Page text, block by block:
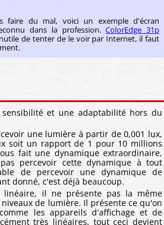
faire du mal, voici un exemple d'écran
dans la profession.ColorEdge 31p
de tenter de le voir par Internet, il faut
et une adaptabilité hors du
une lumière à partir de 0,001 lux,
soit un rapport de 1 pour 10 millions
fait une dynamique extraordinaire,
percevoir cette dynamique à tout
de percevoir une dynamique de
donné, c'est déjà beaucoup.
il ne présente pas la même
de lumière. Il présente ce qu'on
les appareils d'affichage et de
très linéaires, tout ceci devient